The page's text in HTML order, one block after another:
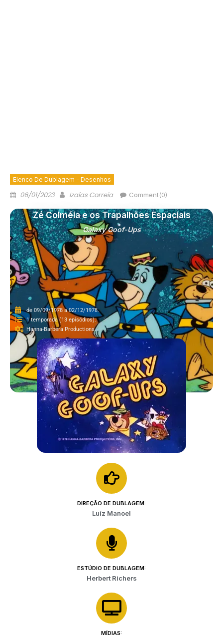
Elenco De Dublagem - Desenhos
06/01/2023 Izaías Correia Comment(0)
Galaxy Goof-Ups
Zé Colméia e os Trapalhões Espaciais
de 09/09/1978 a 02/12/1978.
1 temporada (13 episódios).
Hanna-Barbera Productions.
DIREÇÃO DE DUBLAGEM:
Luíz Manoel
ESTÚDIO DE DUBLAGEM:
Herbert Richers
MÍDIAS: